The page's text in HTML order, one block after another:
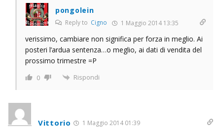
pongolein
Reply to Cigno 1 Maggio 2014 13:35
verissimo, cambiare non significa per forza in meglio. Ai
posteri l’ardua sentenza…o meglio, ai dati di vendita del
prossimo trimestre =P
0 Rispondi
Vittorio 1 Maggio 2014 01:39